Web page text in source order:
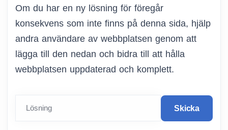
Om du har en ny lösning för föregår
konsekvens som inte finns på denna sida, hjälp
andra användare av webbplatsen genom att
lägga till den nedan och bidra till att hålla
webbplatsen uppdaterad och komplett.
Lösning Skicka